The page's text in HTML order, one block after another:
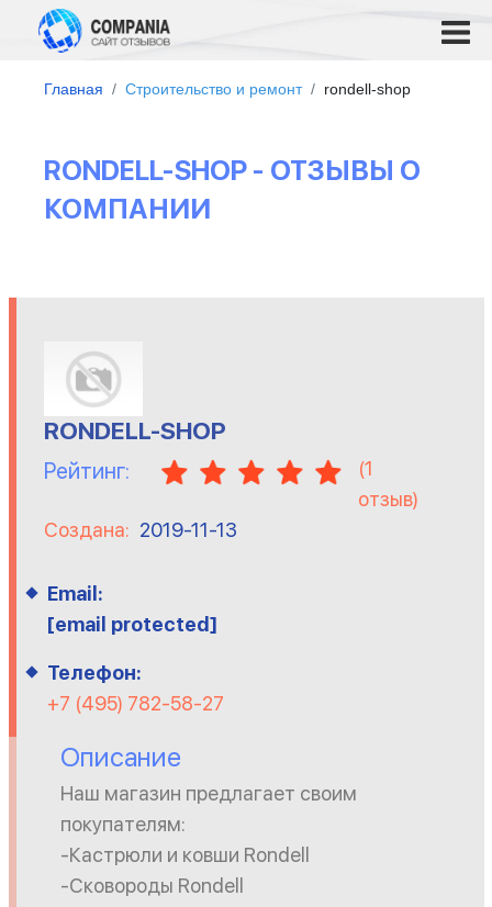
Главная Строительство и ремонт rondell-shop
RONDELL-SHOP - ОТЗЫВЫ О
КОМПАНИИ
RONDELL-SHOP
Рейтинг: (1
отзыв)
Создана: 2019-11-13
Email:
[email protected]
Телефон:
+7 (495) 782-58-27
Описание
Наш магазин предлагает своим
покупателям:
-Кастрюли и ковши Rondell
-Сковороды Rondell